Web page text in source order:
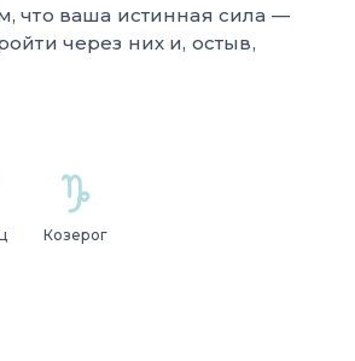
что ваша истинная сила —
через них и, остыв,
Козерог